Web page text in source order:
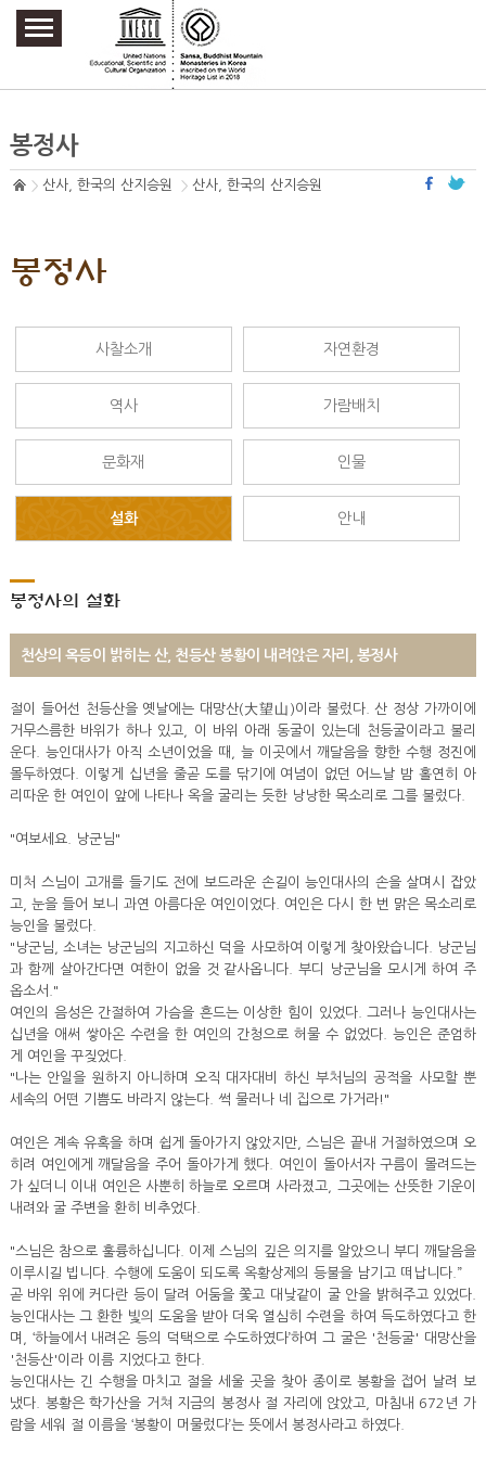
주요메뉴 바로가기
본문 바로가기
하단메뉴 바로가기
봉정사
산사, 한국의 산지승원 산사, 한국의 산지승원
봉정사
사찰소개 자연환경
역사 가람배치
문화재 인물
설화 안내
봉정사의 설화
천상의 옥등이 밝히는 산, 천등산 봉황이 내려앉은 자리, 봉정사
절이 들어선 천등산을 옛날에는 대망산(大望山)이라 불렀다. 산 정상 가까이에
거무스름한 바위가 하나 있고, 이 바위 아래 동굴이 있는데 천등굴이라고 불리
운다. 능인대사가 아직 소년이었을 때, 늘 이곳에서 깨달음을 향한 수행 정진에
몰두하였다. 이렇게 십년을 줄곧 도를 닦기에 여념이 없던 어느날 밤 홀연히 아
리따운 한 여인이 앞에 나타나 옥을 굴리는 듯한 낭낭한 목소리로 그를 불렀다.
"여보세요. 낭군님"
미처 스님이 고개를 들기도 전에 보드라운 손길이 능인대사의 손을 살며시 잡았
고, 눈을 들어 보니 과연 아름다운 여인이었다. 여인은 다시 한 번 맑은 목소리로
능인을 불렀다.
"낭군님, 소녀는 낭군님의 지고하신 덕을 사모하여 이렇게 찾아왔습니다. 낭군님
과 함께 살아간다면 여한이 없을 것 같사옵니다. 부디 낭군님을 모시게 하여 주
옵소서."
여인의 음성은 간절하여 가슴을 흔드는 이상한 힘이 있었다. 그러나 능인대사는
십년을 애써 쌓아온 수련을 한 여인의 간청으로 허물 수 없었다. 능인은 준엄하
게 여인을 꾸짖었다.
"나는 안일을 원하지 아니하며 오직 대자대비 하신 부처님의 공적을 사모할 뿐
세속의 어떤 기쁨도 바라지 않는다. 썩 물러나 네 집으로 가거라!"
여인은 계속 유혹을 하며 쉽게 돌아가지 않았지만, 스님은 끝내 거절하였으며 오
히려 여인에게 깨달음을 주어 돌아가게 했다. 여인이 돌아서자 구름이 몰려드는
가 싶더니 이내 여인은 사뿐히 하늘로 오르며 사라졌고, 그곳에는 산뜻한 기운이
내려와 굴 주변을 환히 비추었다.
"스님은 참으로 훌륭하십니다. 이제 스님의 깊은 의지를 알았으니 부디 깨달음을
이루시길 빕니다. 수행에 도움이 되도록 옥황상제의 등불을 남기고 떠납니다.”
곧 바위 위에 커다란 등이 달려 어둠을 쫓고 대낮같이 굴 안을 밝혀주고 있었다.
능인대사는 그 환한 빛의 도움을 받아 더욱 열심히 수련을 하여 득도하였다고 한
며, ‘하늘에서 내려온 등의 덕택으로 수도하였다’하여 그 굴은 '천등굴' 대망산을
'천등산'이라 이름 지었다고 한다.
능인대사는 긴 수행을 마치고 절을 세울 곳을 찾아 종이로 봉황을 접어 날려 보
냈다. 봉황은 학가산을 거쳐 지금의 봉정사 절 자리에 앉았고, 마침내 672년 가
람을 세워 절 이름을 ‘봉황이 머물렀다’는 뜻에서 봉정사라고 하였다.